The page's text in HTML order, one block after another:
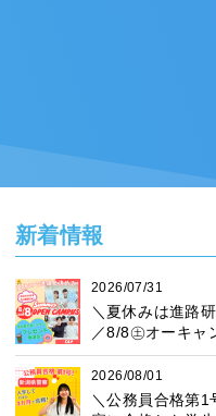
新着情報
2026/07/31
＼夏休みは進路
／8/8㊏オーキャ
メ♪プレゼント抽
2026/08/01
＼公務員合格第1